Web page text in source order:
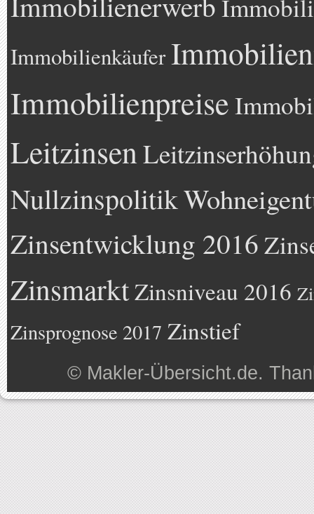
Immobilienkäufer
Immobilienpreise
Leitzinsen
Nullzinspolitik
Zinsentwicklung 2016
Zinsmarkt Zinsniveau 2016
Zinsprognose 2017 Zinstief
© Makler-Übersicht.de.